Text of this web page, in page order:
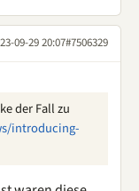
09-29 20:07#7506329
der Fall zu
introducing-